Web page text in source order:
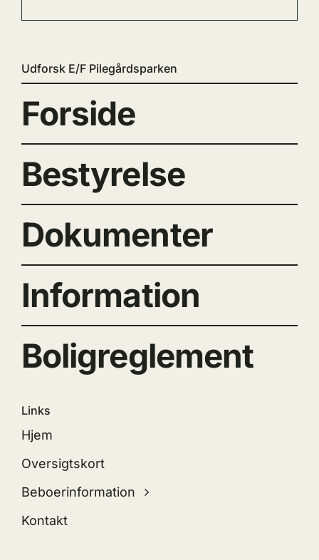
Udforsk E/F Pilegårdsparken
Forside
Bestyrelse
Dokumenter
Information
Boligreglement
Links
Hjem
Oversigtskort
Beboerinformation
Kontakt